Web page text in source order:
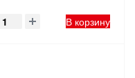
В корзину